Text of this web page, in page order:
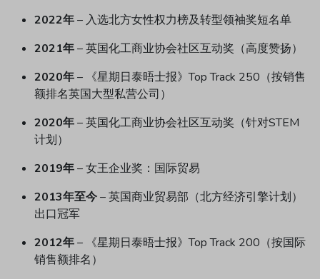
2022年​ – 入选北方女性权力榜及转型领袖奖短名单
2021年​ – 英国化工商业协会社区互动奖（高度赞扬）
2020年​ – 《星期日泰晤士报》Top Track 250（按销售
额排名英国大型私营公司）
2020年​ – 英国化工商业协会社区互动奖（针对STEM
计划）
2019年​ – 女王企业奖：国际贸易
2013年至今​ – 英国商业贸易部（北方经济引擎计划）
出口冠军
2012年​ – 《星期日泰晤士报》Top Track 200（按国际
销售额排名）